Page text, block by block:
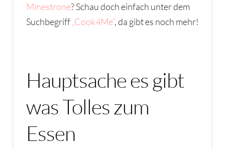
Minestrone? Schau doch einfach unter dem
Suchbegriff„Cook4Me“, da gibt es noch mehr!
Hauptsache es gibt
was Tolles zum
Essen